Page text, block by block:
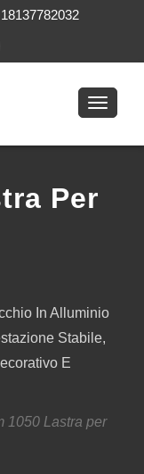
Per
In Alluminio
Stabile,
E
1050 Lastra per